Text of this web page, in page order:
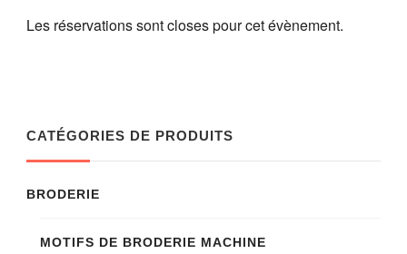
Les réservations sont closes pour cet évènement.
CATÉGORIES DE PRODUITS
BRODERIE
MOTIFS DE BRODERIE MACHINE